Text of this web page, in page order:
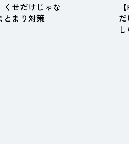
せだけじゃな
とまり対策